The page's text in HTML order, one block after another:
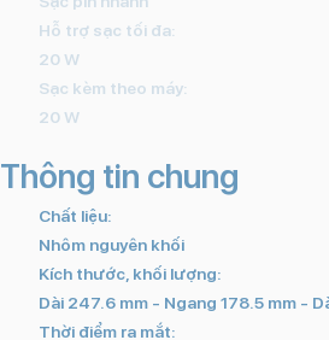
Hỗ trợ sạc tối đa:
20 W
Sạc kèm theo máy:
20 W
Thông tin chung
Chất liệu:
Nhôm nguyên khối
Kích thước, khối lượng:
Dài 247.6 mm - Ngang 178.5 mm -
Thời điểm ra mắt: